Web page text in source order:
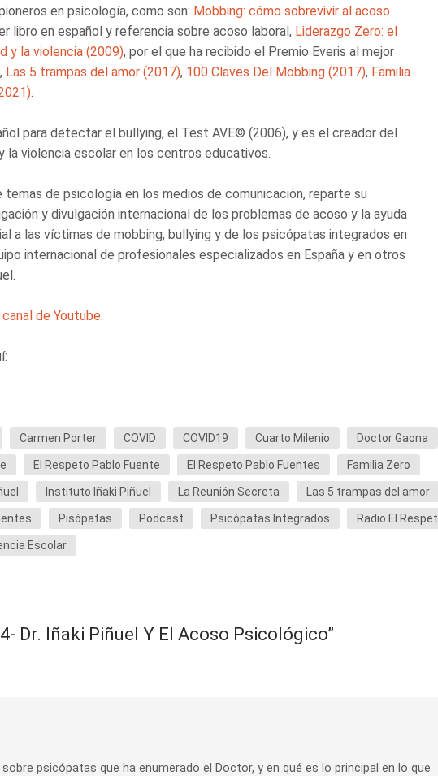
en psicología, como son: Mobbing: cómo sobrevivir al acoso
libro en español y referencia sobre acoso laboral, Liderazgo Zero: el
y la violencia (2009), por el que ha recibido el Premio Everis al mejor
, Las 5 trampas del amor (2017), 100 Claves Del Mobbing (2017), Familia
.
para detectar el bullying, el Test AVE© (2006), y es el creador del
la violencia escolar en los centros educativos.
de psicología en los medios de comunicación, reparte su
y divulgación internacional de los problemas de acoso y la ayuda
a las víctimas de mobbing, bullying y de los psicópatas integrados en
internacional de profesionales especializados en España y en otros
canal de Youtube.
Carmen Porter COVID COVID19 Cuarto Milenio Doctor Gaona
El Respeto Pablo Fuente El Respeto Pablo Fuentes Familia Zero
Instituto Iñaki Piñuel La Reunión Secreta Las 5 trampas del amor
Pisópatas Podcast Psicópatas Integrados Radio El
Escolar
Dr. Iñaki Piñuel Y El Acoso Psicológico”
psicópatas que ha enumerado el Doctor, y en qué es lo principal en lo que